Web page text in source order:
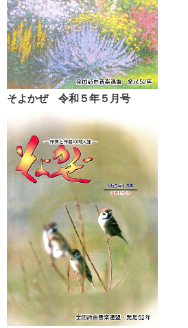
そよかぜ 令和５年５月号